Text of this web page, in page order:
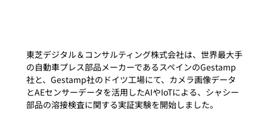
東芝デジタル＆コンサルティング株式会社は、世界最大手
の自動車プレス部品メーカーであるスペインのGestamp
社と、Gestamp社のドイツ工場にて、カメラ画像データ
とAEセンサーデータを活用したAIやIoTによる、シャシー
部品の溶接検査に関する実証実験を開始しました。